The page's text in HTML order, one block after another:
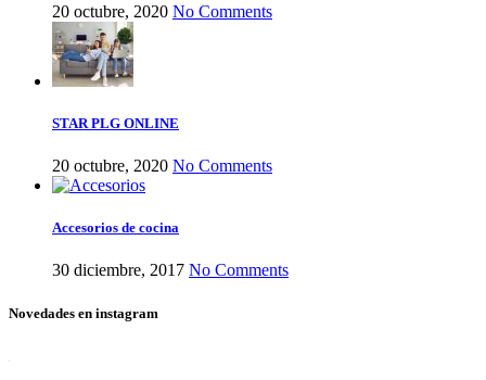
20 octubre, 2020 No Comments
STAR PLG ONLINE
20 octubre, 2020 No Comments
Accesorios de cocina
30 diciembre, 2017 No Comments
Novedades en instagram